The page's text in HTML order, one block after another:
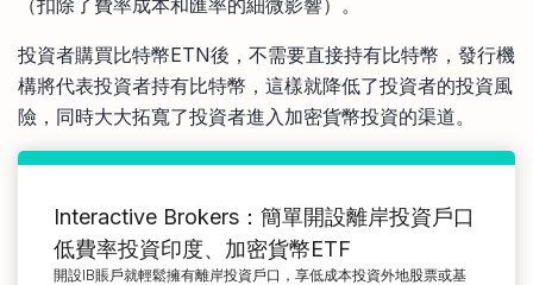
投資者購買比特幣ETN後，不需要直接持有比特幣，發行機
構將代表投資者持有比特幣，這樣就降低了投資者的投資風
險，同時大大拓寬了投資者進入加密貨幣投資的渠道。
Interactive Brokers：簡單開設離岸投資戶口
低費率投資印度、加密貨幣ETF
開設IB賬戶就輕鬆擁有離岸投資戶口，享低成本投資外地股票或基